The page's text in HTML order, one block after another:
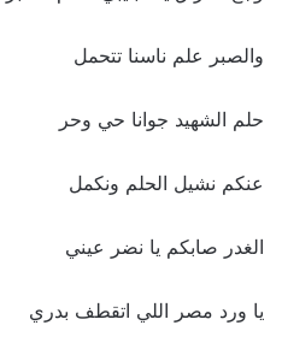
والصبر علم ناسنا تتحمل
حلم الشهيد جوانا حي وحر
عنكم نشيل الحلم ونكمل
الغدر صابكم يا نضر عيني
يا ورد مصر اللي اتقطف بدري